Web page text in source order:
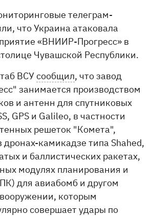
телеграм-
что Украина атаковала
«ВНИИР-Прогресс» в
Чувашской Республики.
ВСУсообщил, что завод
занимается производством
и антенн для спутниковых
GPS и Galileo, в частности
решеток "Комета",
камикадзе типа Shahed,
и баллистических ракетах,
модулях планирования и
для авиабомб и другом
которым
совершает удары по